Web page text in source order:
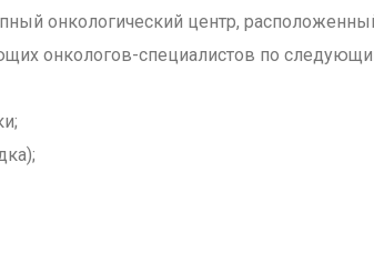
онкологический центр,
онкологов-специалистов по